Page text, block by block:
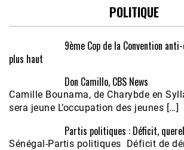
POLITIQUE
9ème Cop de la Convention
plus haut
Don Camillo, CBS News
Camille Bounama, de Charybde en
sera jeune L’occupation des jeunes […]
Partis politiques : Déficit,
Sénégal-Partis politiques Déficit de